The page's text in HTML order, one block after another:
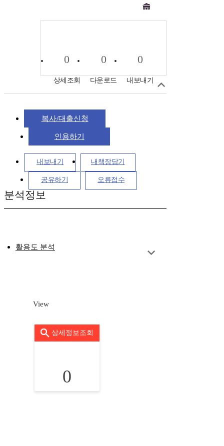
0
상세조회
0
다운로드
0
내보내기
복사/대출신청
인용하기
내보내기 내책장담기
공유하기 오류접수
분석정보
활용도 분석
View
상세정보조회
0